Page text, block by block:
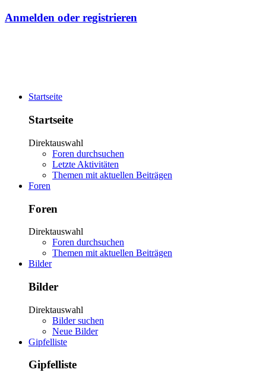
Anmelden oder registrieren
Startseite
Startseite
Direktauswahl
Foren durchsuchen
Letzte Aktivitäten
Themen mit aktuellen Beiträgen
Foren
Foren
Direktauswahl
Foren durchsuchen
Themen mit aktuellen Beiträgen
Bilder
Bilder
Direktauswahl
Bilder suchen
Neue Bilder
Gipfelliste
Gipfelliste